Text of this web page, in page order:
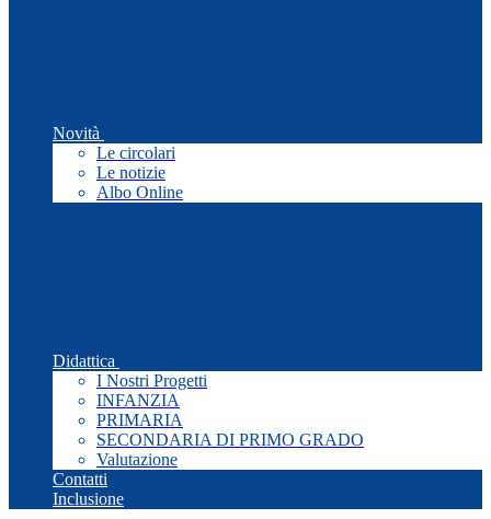
Novità
Le circolari
Le notizie
Albo Online
Didattica
I Nostri Progetti
INFANZIA
PRIMARIA
SECONDARIA DI PRIMO GRADO
Valutazione
Contatti
Inclusione